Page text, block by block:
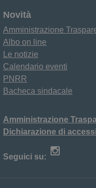
Novità
Amministrazione
Albo on line
Le notizie
Calendario eventi
PNRR
Bacheca sindacale
Amministrazione
Dichiarazione di
Seguici su: